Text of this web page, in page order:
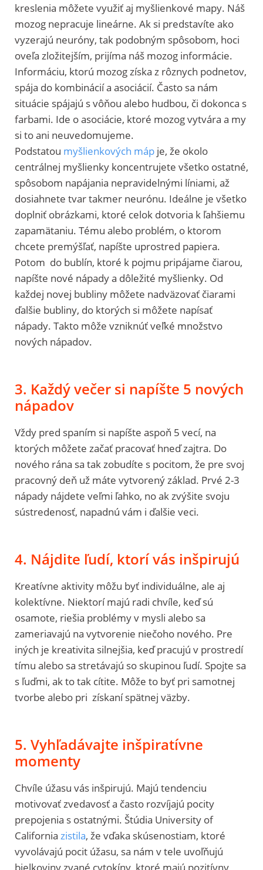
kreslenia môžete využiť aj myšlienkové mapy. Náš
mozog nepracuje lineárne. Ak si predstavíte ako
vyzerajú neuróny, tak podobným spôsobom, hoci
oveľa zložitejším, prijíma náš mozog informácie.
Informáciu, ktorú mozog získa z rôznych podnetov,
spája do kombinácií a asociácií. Často sa nám
situácie spájajú s vôňou alebo hudbou, či dokonca s
farbami. Ide o asociácie, ktoré mozog vytvára a my
si to ani neuvedomujeme.
Podstatou myšlienkových máp je, že okolo
centrálnej myšlienky koncentrujete všetko ostatné,
spôsobom napájania nepravidelnými líniami, až
dosiahnete tvar takmer neurónu. Ideálne je všetko
doplniť obrázkami, ktoré celok dotvoria k ľahšiemu
zapamätaniu. Tému alebo problém, o ktorom
chcete premýšľať, napíšte uprostred papiera.
Potom do bublín, ktoré k pojmu pripájame čiarou,
napíšte nové nápady a dôležité myšlienky. Od
každej novej bubliny môžete nadväzovať čiarami
ďalšie bubliny, do ktorých si môžete napísať
nápady. Takto môže vzniknúť veľké množstvo
nových nápadov.
3. Každý večer si napíšte 5 nových
nápadov
Vždy pred spaním si napíšte aspoň 5 vecí, na
ktorých môžete začať pracovať hneď zajtra. Do
nového rána sa tak zobudíte s pocitom, že pre svoj
pracovný deň už máte vytvorený základ. Prvé 2-3
nápady nájdete veľmi ľahko, no ak zvýšite svoju
sústredenosť, napadnú vám i ďalšie veci.
4. Nájdite ľudí, ktorí vás inšpirujú
Kreatívne aktivity môžu byť individuálne, ale aj
kolektívne. Niektorí majú radi chvíle, keď sú
osamote, riešia problémy v mysli alebo sa
zameriavajú na vytvorenie niečoho nového. Pre
iných je kreativita silnejšia, keď pracujú v prostredí
tímu alebo sa stretávajú so skupinou ľudí. Spojte sa
s ľuďmi, ak to tak cítite. Môže to byť pri samotnej
tvorbe alebo pri získaní spätnej väzby.
5. Vyhľadávajte inšpiratívne
momenty
Chvíle úžasu vás inšpirujú. Majú tendenciu
motivovať zvedavosť a často rozvíjajú pocity
prepojenia s ostatnými. Štúdia University of
California zistila, že vďaka skúsenostiam, ktoré
vyvolávajú pocit úžasu, sa nám v tele uvoľňujú
bielkoviny zvané cytokíny, ktoré majú pozitívny